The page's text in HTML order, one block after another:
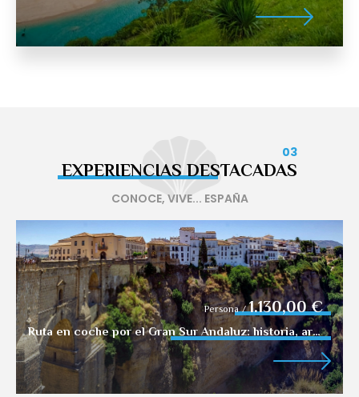
03
EXPERIENCIAS DESTACADAS
CONOCE, VIVE... ESPAÑA
Persona / 1.130,00 €
Ruta en coche por el Gran Sur Andaluz: historia, arte y sabor en cada ciudad